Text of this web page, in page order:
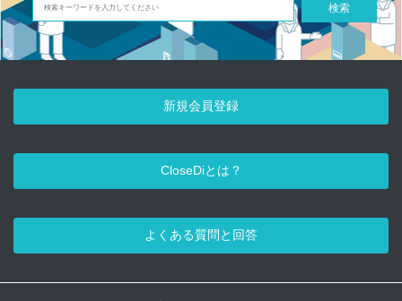
検索
新規会員登録
CloseDiとは？
よくある質問と回答